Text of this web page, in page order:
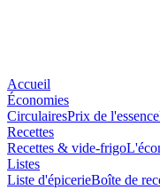
Accueil
Économies
CirculairesPrix de l'essence
Recettes
Recettes & vide-frigo
Listes
Liste d'épicerieBoîte de